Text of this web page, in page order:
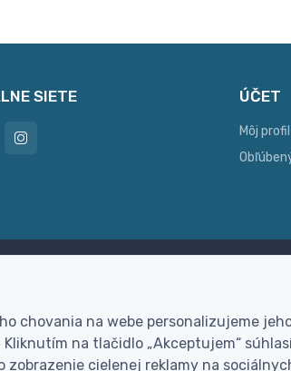
SIETE ÚČET
Môj
prevodom alebo na dobierku
chovania na webe personalizujeme
na tlačidlo „Akceptujem“
zobrazenie cielenej reklamy na